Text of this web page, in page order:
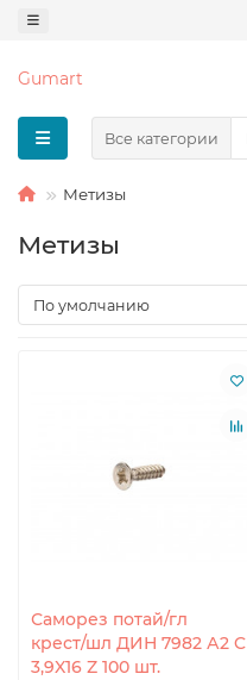
Gumart
Все категории
Метизы
Метизы
Саморез потай/гл
крест/шл ДИН 7982 А2 C
3,9X16 Z 100 шт.